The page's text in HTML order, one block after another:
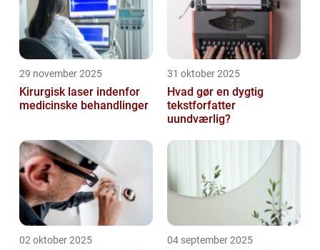
29 november 2025
Kirurgisk laser indenfor
medicinske behandlinger
31 oktober 2025
Hvad gør en dygtig
tekstforfatter
uundværlig?
02 oktober 2025 04 september 2025